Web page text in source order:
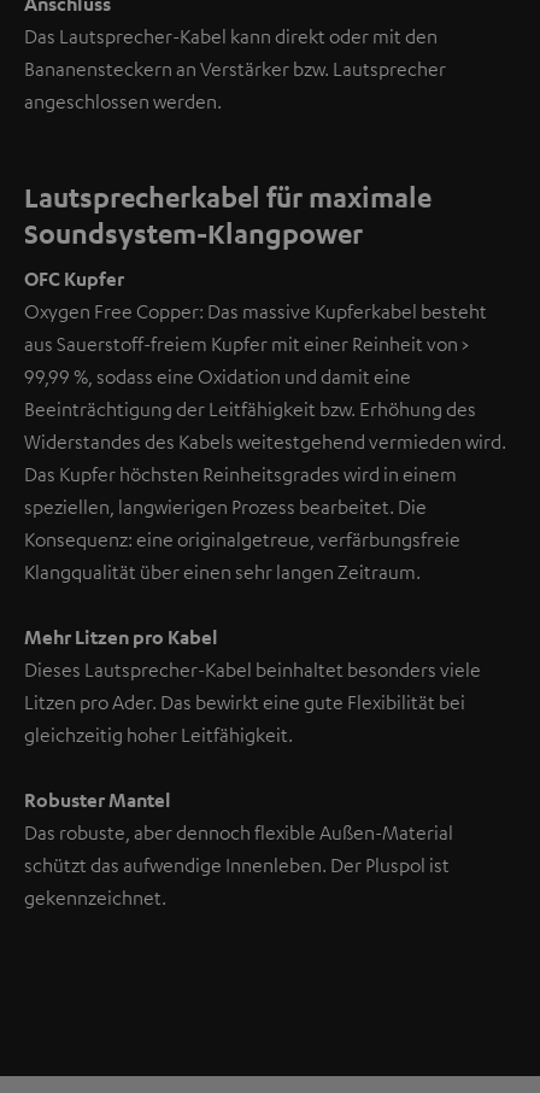
Das Lautsprecher-Kabel kann direkt oder mit den
Bananensteckern an Verstärker bzw. Lautsprecher
angeschlossen werden.
Lautsprecherkabel für maximale
Soundsystem-Klangpower
OFC Kupfer
Oxygen Free Copper: Das massive Kupferkabel besteht
aus Sauerstoff-freiem Kupfer mit einer Reinheit von >
99,99 %, sodass eine Oxidation und damit eine
Beeinträchtigung der Leitfähigkeit bzw. Erhöhung des
Widerstandes des Kabels weitestgehend vermieden wird.
Das Kupfer höchsten Reinheitsgrades wird in einem
speziellen, langwierigen Prozess bearbeitet. Die
Konsequenz: eine originalgetreue, verfärbungsfreie
Klangqualität über einen sehr langen Zeitraum.
Mehr Litzen pro Kabel
Dieses Lautsprecher-Kabel beinhaltet besonders viele
Litzen pro Ader. Das bewirkt eine gute Flexibilität bei
gleichzeitig hoher Leitfähigkeit.
Robuster Mantel
Das robuste, aber dennoch flexible Außen-Material
schützt das aufwendige Innenleben. Der Pluspol ist
gekennzeichnet.